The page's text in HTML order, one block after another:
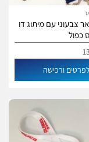
צבעוני עם מיתוג דו
כפול
לפרטים ורכישה